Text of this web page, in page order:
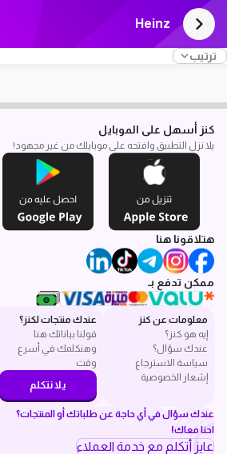
Heinz
ترتيب
كنز أسهل على الموبايل
يلا نزل التطبيق وافتحه على موبايلك من غير مجهود!
هتلاقونا هنا
ممكن تدفع بـ
معلومات عن كنز
إيه هو كنز؟
عندك سؤال؟
سياسة الاسترجاع
إشعار الخصوصية
عندك منتجات لكنز؟
قولنا بياناتك هنا
وهنكلمك في أسرع
وقت
يلا نتكلم
عندك سؤال في أي حاجة عن طلباتك أو المنتجات؟
احنا معاك!
عايز أتكلم مع خدمة العملاء